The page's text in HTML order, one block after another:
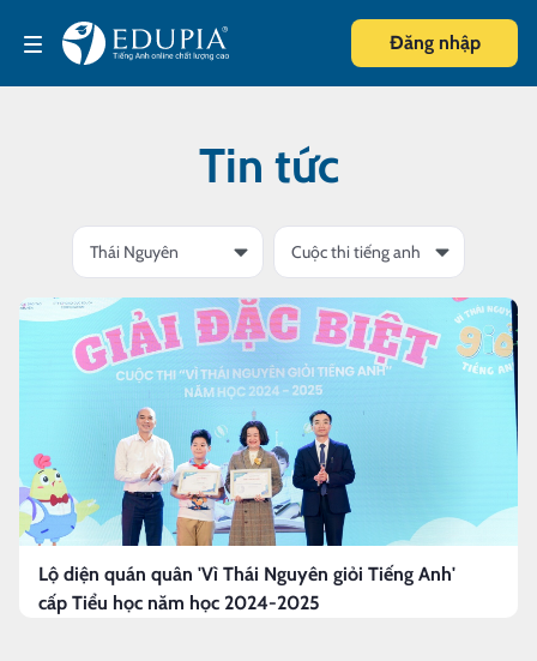
Đăng nhập
Tin tức
Lộ diện quán quân 'Vì Thái Nguyên giỏi Tiếng Anh'
cấp Tiểu học năm học 2024-2025